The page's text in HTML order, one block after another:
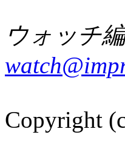
ウォッチ
Copyright